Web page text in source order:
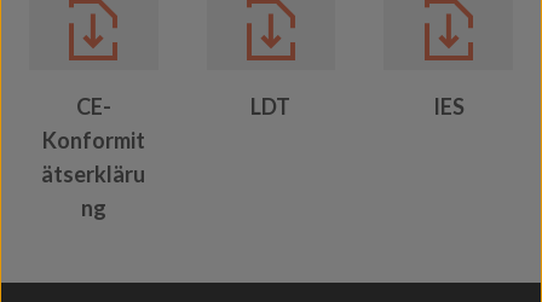
CE-
Konformit
ätserkläru
ng
LDT IES